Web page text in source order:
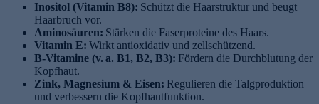
Inositol (Vitamin B8): Schützt die Haarstruktur und beugt
Haarbruch vor.
Aminosäuren: Stärken die Faserproteine des Haars.
Vitamin E: Wirkt antioxidativ und zellschützend.
B-Vitamine (v. a. B1, B2, B3): Fördern die Durchblutung der
Kopfhaut.
Zink, Magnesium & Eisen: Regulieren die Talgproduktion
und verbessern die Kopfhautfunktion.